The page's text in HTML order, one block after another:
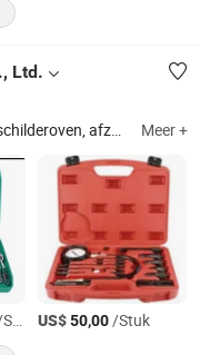
Ltd.
voorbereidingsstation, industriële spuitcabine, bus spuitcabine Meer +
US$50,00/Stuk